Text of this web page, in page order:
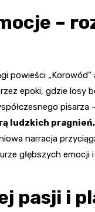
–
powieści
epoki, gdzie losy
ludzkich
narracja
głębszych emocji
pasji i